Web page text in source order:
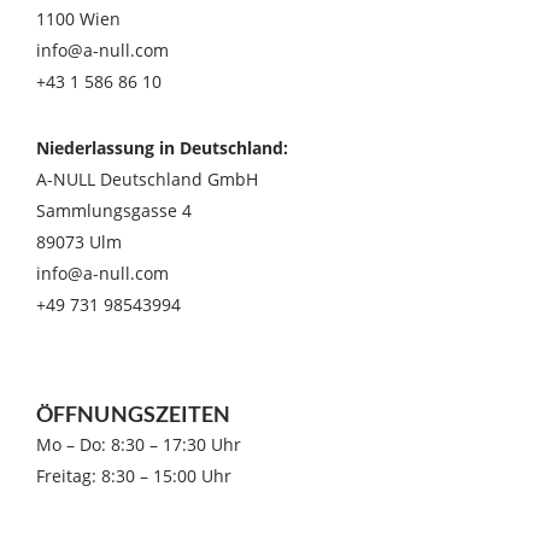
1100 Wien
info@a-null.com
+43 1 586 86 10
Niederlassung in Deutschland:
A-NULL Deutschland GmbH
Sammlungsgasse 4
89073 Ulm
info@a-null.com
+49 731 98543994
ÖFFNUNGSZEITEN
Mo – Do: 8:30 – 17:30 Uhr
Freitag: 8:30 – 15:00 Uhr